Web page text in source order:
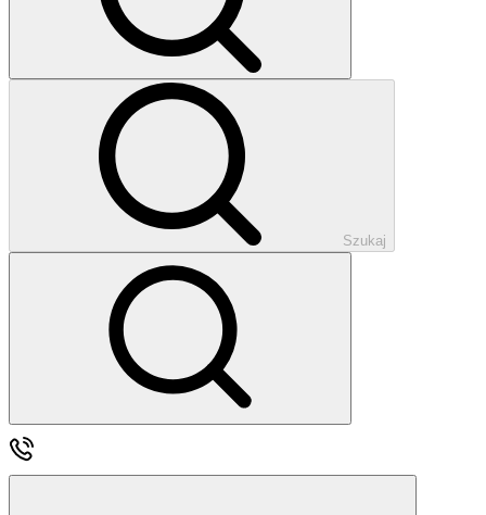
Szukaj